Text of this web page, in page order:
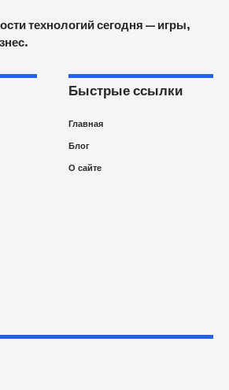
технологий сегодня — игры,
Быстрые ссылки
Главная
Блог
О сайте